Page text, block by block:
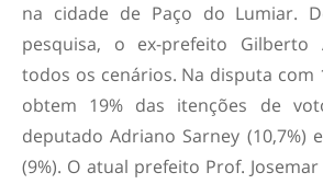
na cidade de Paço do Lumiar.
pesquisa, o ex-prefeito
todos os cenários. Na disputa com
obtem 19% das itenções de
deputado Adriano Sarney (10,7%)
(9%). O atual prefeito Prof.